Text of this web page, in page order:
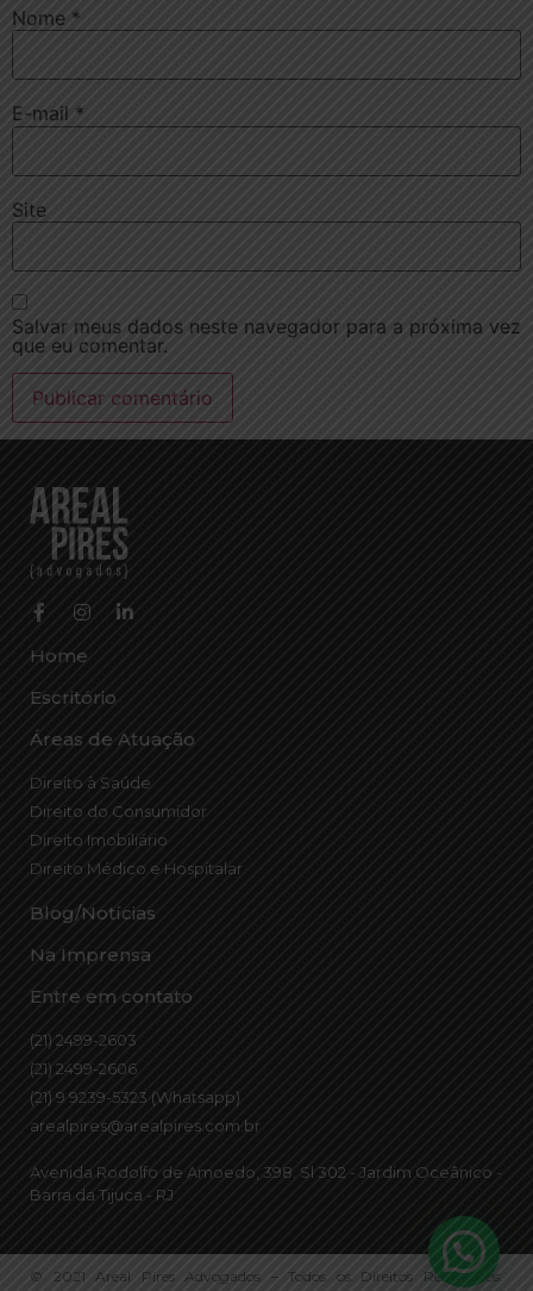
Nome *
E-mail *
Site
Salvar meus dados neste navegador para a próxima vez
que eu comentar.
Home
Escritório
Áreas de Atuação
Direito à Saúde
Direito do Consumidor
Direito Imobiliário
Direito Médico e Hospitalar
Blog/Notícias
Na Imprensa
Entre em contato
(21) 2499-2603
(21) 2499-2606
(21) 9 9239-5323 (Whatsapp)
arealpires@arealpires.com.br
Avenida Rodolfo de Amoedo, 398. Sl 302 - Jardim Oceânico -
Barra da Tijuca - RJ
© 2021 Areal Pires Advogados – Todos os Direitos Reservados.